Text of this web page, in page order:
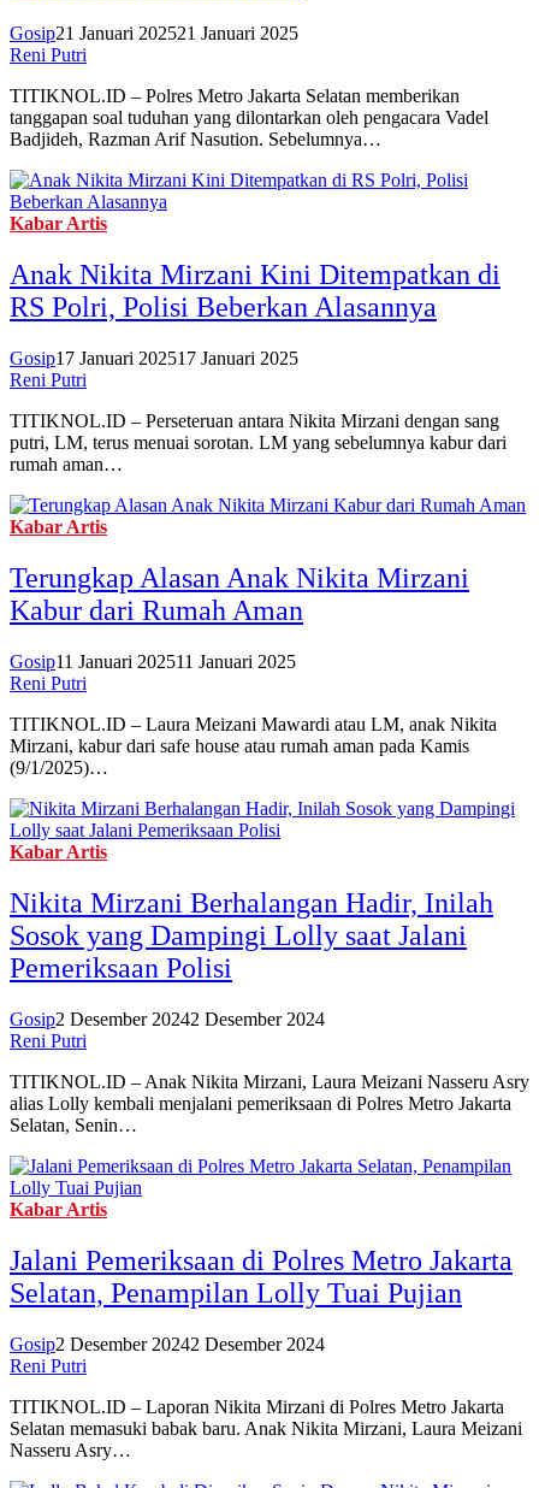
Gosip21 Januari 202521 Januari 2025
Reni Putri
TITIKNOL.ID – Polres Metro Jakarta Selatan memberikan
tanggapan soal tuduhan yang dilontarkan oleh pengacara Vadel
Badjideh, Razman Arif Nasution. Sebelumnya…
Kabar Artis
Anak Nikita Mirzani Kini Ditempatkan di
RS Polri, Polisi Beberkan Alasannya
Gosip17 Januari 202517 Januari 2025
Reni Putri
TITIKNOL.ID – Perseteruan antara Nikita Mirzani dengan sang
putri, LM, terus menuai sorotan. LM yang sebelumnya kabur dari
rumah aman…
Kabar Artis
Terungkap Alasan Anak Nikita Mirzani
Kabur dari Rumah Aman
Gosip11 Januari 202511 Januari 2025
Reni Putri
TITIKNOL.ID – Laura Meizani Mawardi atau LM, anak Nikita
Mirzani, kabur dari safe house atau rumah aman pada Kamis
(9/1/2025)…
Kabar Artis
Nikita Mirzani Berhalangan Hadir, Inilah
Sosok yang Dampingi Lolly saat Jalani
Pemeriksaan Polisi
Gosip2 Desember 20242 Desember 2024
Reni Putri
TITIKNOL.ID – Anak Nikita Mirzani, Laura Meizani Nasseru Asry
alias Lolly kembali menjalani pemeriksaan di Polres Metro Jakarta
Selatan, Senin…
Kabar Artis
Jalani Pemeriksaan di Polres Metro Jakarta
Selatan, Penampilan Lolly Tuai Pujian
Gosip2 Desember 20242 Desember 2024
Reni Putri
TITIKNOL.ID – Laporan Nikita Mirzani di Polres Metro Jakarta
Selatan memasuki babak baru. Anak Nikita Mirzani, Laura Meizani
Nasseru Asry…